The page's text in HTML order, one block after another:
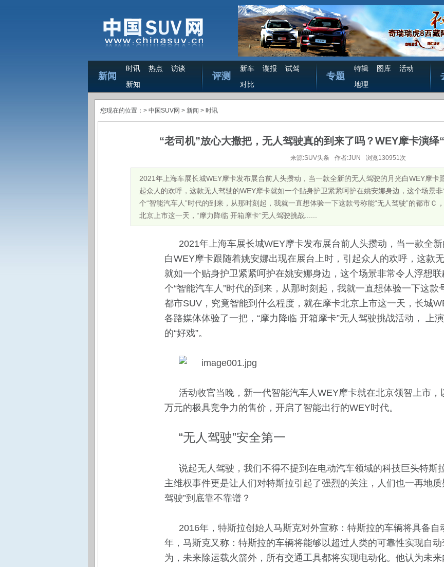
新闻
时讯 热点
访谈
新知
评测
新车 谍报
试驾
对比
专题
特辑 图库
活动
地理
您现在的位置：> 中国SUV网 > 新闻 > 时讯
“老司机”放心大撒把，无人驾驶真的到来了吗？WEY摩卡演绎
来源:SUV头条 作者:JUN 浏览130951次
2021年上海车展长城WEY摩卡发布展台前人头攒动，当一款全新的无人驾驶的月光白WEY摩卡
起众人的欢呼，这款无人驾驶的WEY摩卡就如一个贴身护卫紧紧呵护在姚安娜身边，这个场景
个“智能汽车人”时代的到来，从那时刻起，我就一直想体验一下这款号称能“无人驾驶”的都市Ｃ
北京上市这一天，“摩力降临 开箱摩卡”无人驾驶挑战......
2021年上海车展长城WEY摩卡发布展台前人头攒动，当一款全
白WEY摩卡跟随着姚安娜出现在展台上时，引起众人的欢呼，这款
就如一个贴身护卫紧紧呵护在姚安娜身边，这个场景非常令人浮想
个“智能汽车人”时代的到来，从那时刻起，我就一直想体验一下这款
都市SUV，究竟智能到什么程度，就在摩卡北京上市这一天，长城
各路媒体体验了一把，“摩力降临 开箱摩卡”无人驾驶挑战活动， 上
的“好戏”。
活动收官当晚，新一代智能汽车人WEY摩卡就在北京领智上市
万元的极具竞争力的售价，开启了智能出行的WEY时代。
“无人驾驶”安全第一
说起无人驾驶，我们不得不提到在电动汽车领域的科技巨头特斯
主维权事件更是让人们对特斯拉引起了强烈的关注，人们也一再地质
驾驶”到底靠不靠谱？
2016年，特斯拉创始人马斯克对外宣称：特斯拉的车辆将具备自
年，马斯克又称：特斯拉的车辆将能够以超过人类的可靠性实现自
为，未来除运载火箭外，所有交通工具都将实现电动化。他认为未